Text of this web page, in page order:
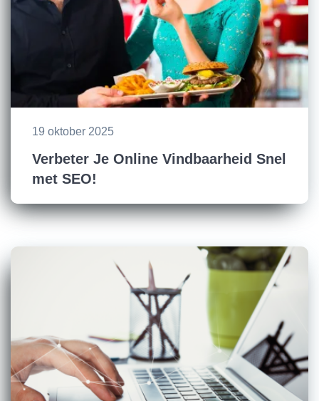
19 oktober 2025
Verbeter Je Online Vindbaarheid Snel
met SEO!